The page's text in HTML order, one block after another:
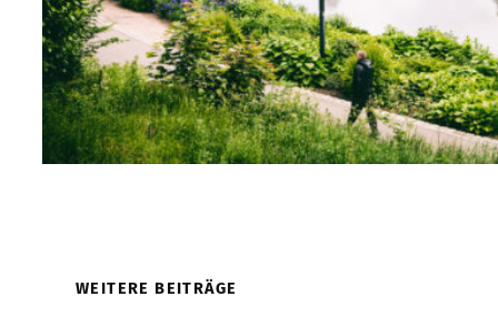
WEITERE BEITRÄGE